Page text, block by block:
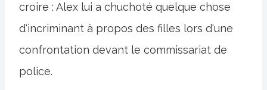
croire : Alex lui a chuchoté quelque chose
d'incriminant à propos des filles lors d'une
confrontation devant le commissariat de
police.